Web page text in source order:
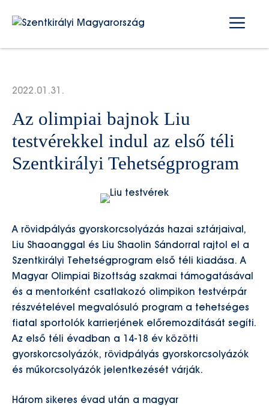
Az olimpiai bajnok Liu
testvérekkel indul az első téli
Szentkirályi Tehetségprogram
2022.01.31.
A rövidpályás gyorskorcsolyázás hazai sztárjaival,
Liu Shaoanggal és Liu Shaolin Sándorral rajtol el a
Szentkirályi Tehetségprogram első téli kiadása. A
Magyar Olimpiai Bizottság szakmai támogatásával
és a mentorként csatlakozó olimpikon testvérpár
részvételével megvalósuló program a tehetséges
fiatal sportolók karrierjének előremozdítását segíti.
Az első téli évadban a 14-18 év közötti
gyorskorcsolyázók, rövidpályás gyorskorcsolyázók
és műkorcsolyázók jelentkezését várják.
Három sikeres évad után a magyar